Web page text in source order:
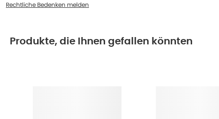
Rechtliche Bedenken melden
Produkte, die Ihnen gefallen könnten